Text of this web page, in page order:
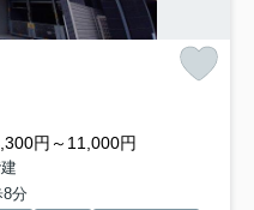
円～11,000円
8分